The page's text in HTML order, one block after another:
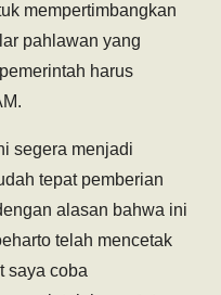
mempertimbangkan
pahlawan yang
harus
segera menjadi
tepat pemberian
alasan bahwa ini
telah mencetak
saya coba